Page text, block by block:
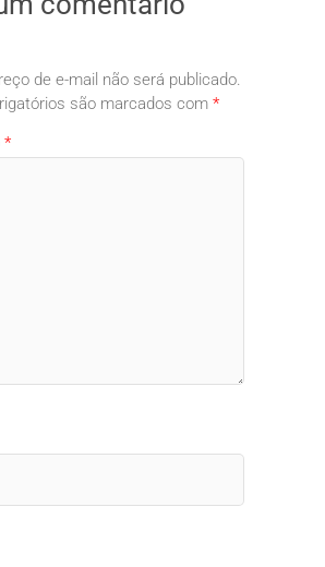
de e-mail não será publicado.
são marcados com *
*